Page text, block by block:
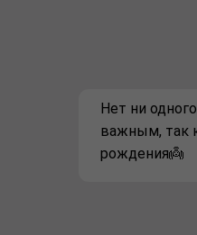
Нет ни
важным, так
рождения👼